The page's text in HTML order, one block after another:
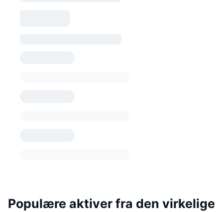
Populære aktiver fra den virkelige